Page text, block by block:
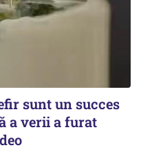
sunt un succes
a verii a furat